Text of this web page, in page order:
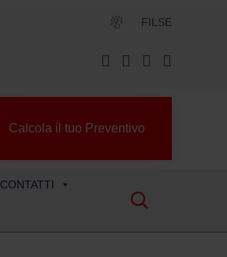
FILSE
Calcola il tuo Preventivo
CONTATTI
